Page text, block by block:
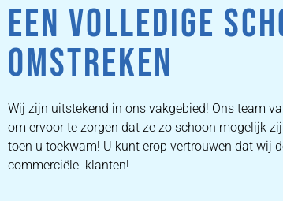
PRIJZEN
EEN VOLLEDIGE
OMSTREKEN
Wij zijn uitstekend in ons vakgebied! Ons team
om ervoor te zorgen dat ze zo schoon mogelijk
toen u toekwam! U kunt erop vertrouwen dat wij
commerciële klanten!